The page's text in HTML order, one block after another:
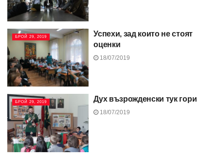
БРОЙ 29, 2019
Успехи, зад които не стоят
оценки
18/07/2019
БРОЙ 29, 2019 Дух възрожденски тук гори
18/07/2019